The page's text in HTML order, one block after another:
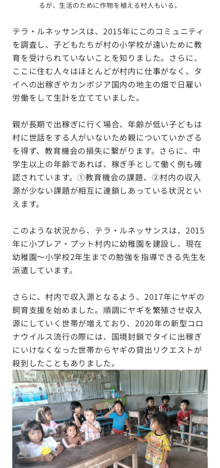
るが、生活のために作物を植える村人もいる。
テラ・ルネッサンスは、2015年にこのコミュニティ
を調査し、子どもたちが村の小学校が遠いために教
育を受けられていないことを知りました。さらに、
ここに住む人々はほとんどが村内に仕事がなく、タ
イへの出稼ぎやカンボジア国内の地主の畑で日雇い
労働をして生計を立てていました。
親が長期で出稼ぎに行く場合、年齢が低い子どもは
村に世話をする人がいないため親についていかざる
を得ず、教育機会の損失に繋がります。さらに、中
学生以上の年齢であれば、稼ぎ手として働く例も確
認されています。①教育機会の課題、②村内の収入
源が少ない課題が相互に連鎖しあっている状況とい
えます。
このような状況から、テラ・ルネッサンスは、2015
年に小プレア・プット村内に幼稚園を建設し、現在
幼稚園〜小学校2年生までの勉強を指導できる先生を
派遣しています。
さらに、村内で収入源となるよう、2017年にヤギの
飼育支援を始めました。順調にヤギを繁殖させ収入
源にしていく世帯が増えており、2020年の新型コロ
ナウイルス流行の際には、国境封鎖でタイに出稼ぎ
にいけなくなった世帯からヤギの貸出リクエストが
殺到したこともありました。